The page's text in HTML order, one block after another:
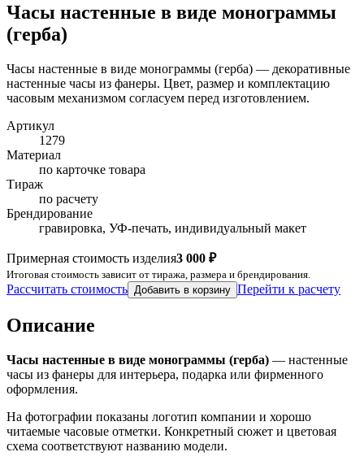
Часы настенные в виде монограммы
(герба)
Часы настенные в виде монограммы (герба) — декоративные
настенные часы из фанеры. Цвет, размер и комплектацию
часовым механизмом согласуем перед изготовлением.
Артикул
1279
Материал
по карточке товара
Тираж
по расчету
Брендирование
гравировка, УФ-печать, индивидуальный макет
Примерная стоимость изделия3 000 ₽
Итоговая стоимость зависит от тиража, размера и брендирования.
Рассчитать стоимость Добавить в корзину Перейти к расчету
Описание
Часы настенные в виде монограммы (герба) — настенные
часы из фанеры для интерьера, подарка или фирменного
оформления.
На фотографии показаны логотип компании и хорошо
читаемые часовые отметки. Конкретный сюжет и цветовая
схема соответствуют названию модели.